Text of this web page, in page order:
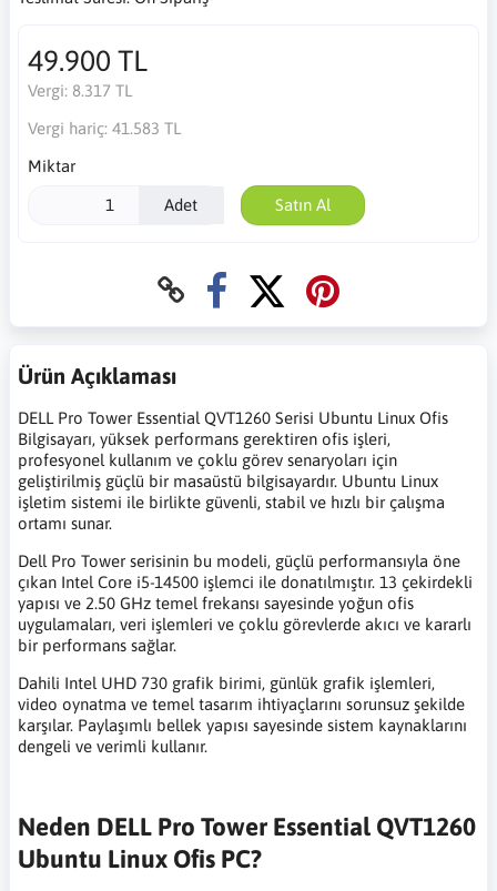
49.900 TL
Vergi: 8.317 TL
Vergi hariç: 41.583 TL
Miktar
Adet Satın Al
Ürün Açıklaması
DELL Pro Tower Essential QVT1260 Serisi Ubuntu Linux Ofis
Bilgisayarı, yüksek performans gerektiren ofis işleri,
profesyonel kullanım ve çoklu görev senaryoları için
geliştirilmiş güçlü bir masaüstü bilgisayardır. Ubuntu Linux
işletim sistemi ile birlikte güvenli, stabil ve hızlı bir çalışma
ortamı sunar.
Dell Pro Tower serisinin bu modeli, güçlü performansıyla öne
çıkan Intel Core i5-14500 işlemci ile donatılmıştır. 13 çekirdekli
yapısı ve 2.50 GHz temel frekansı sayesinde yoğun ofis
uygulamaları, veri işlemleri ve çoklu görevlerde akıcı ve kararlı
bir performans sağlar.
Dahili Intel UHD 730 grafik birimi, günlük grafik işlemleri,
video oynatma ve temel tasarım ihtiyaçlarını sorunsuz şekilde
karşılar. Paylaşımlı bellek yapısı sayesinde sistem kaynaklarını
dengeli ve verimli kullanır.
Neden DELL Pro Tower Essential QVT1260
Ubuntu Linux Ofis PC?